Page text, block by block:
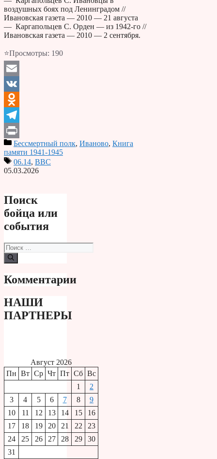
воздушных боях под Ленинградом //
Ивановская газета — 2010 — 21 августа
— Каргапольцев С. Орден — из 1942-го //
Ивановская газета — 2010 — 2 сентября.
⭐Просмотры: 190
Email
VK
Odnoklassniki
Telegram
PrintБессмертный полк, Иваново, Книга
памяти 1941-1945
06.14, ВВС
05.03.2026
Поиск
бойца или
события
Поиск:
Комментарии
НАШИ
ПАРТНЕРЫ
Август 2026
Пн Вт Ср Чт Пт Сб Вс
1
2
3
4 5 6 7 8
9
10
11 12 13 14 15
16
17
18 19 20 21 22
23
24
25 26 27 28 29
30
31